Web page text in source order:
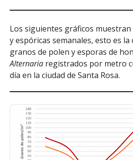
Los siguientes gráficos muestran
y espóricas semanales, esto es
granos de polen y esporas de
Alternaria registrados por metro
día en la ciudad de Santa Rosa.